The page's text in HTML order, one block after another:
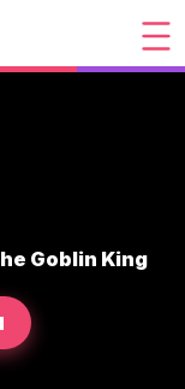
Goblin King